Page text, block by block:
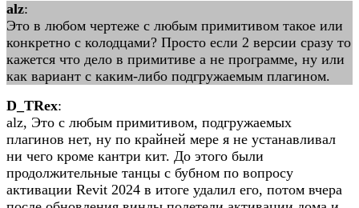
alz:
Это в любом чертеже с любым примитивом такое или
конкретно с колодцами? Просто если 2 версии сразу то
кажется что дело в примитиве а не программе, ну или
как вариант с каким-либо подгружаемым плагином.
D_TRex:
alz, Это с любым примитивом, подгружаемых
плагинов нет, ну по крайней мере я не устанавливал
ни чего кроме кантри кит. До этого были
продолжительные танцы с бубном по вопросу
активации Revit 2024 в итоге удалил его, потом вчера